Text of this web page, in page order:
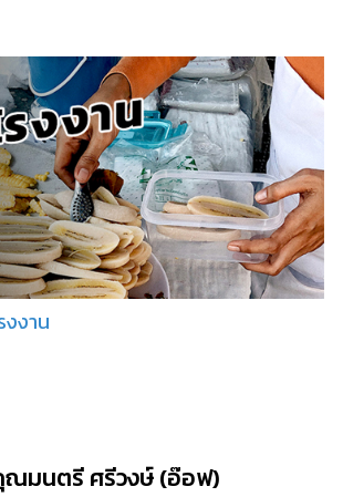
งงาน
ณมนตรี ศรีวงษ์ (อ๊อฟ)